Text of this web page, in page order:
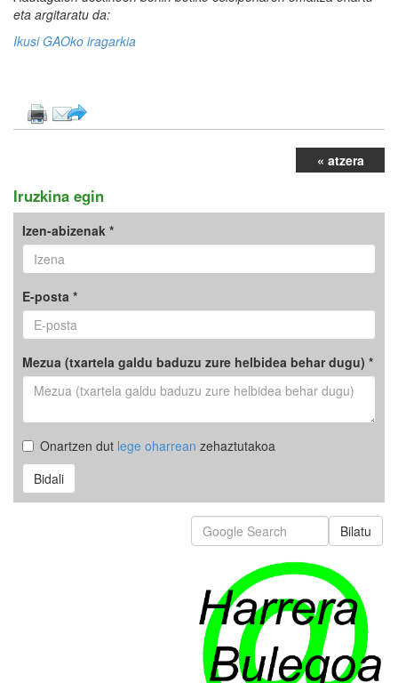
eta argitaratu da:
Ikusi GAOko iragarkia
« atzera
Iruzkina egin
Izen-abizenak *
E-posta *
Mezua (txartela galdu baduzu zure helbidea behar dugu) *
Onartzen dut lege oharrean zehaztutakoa
Bidali
Bilatu